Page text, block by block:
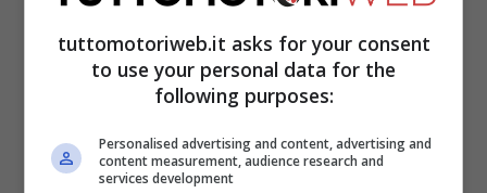
non ottenne risultati. Rimasto nella
scuderia britannica anche nei due anni
successivi, giunse secondo nel 1971,
grazie ad una serie di podi. Nel 1974, pur
tuttomotoriweb.it asks for your consent
to use your personal data for the
following purposes:
Personalised advertising and content, advertising and
content measurement, audience research and
services development